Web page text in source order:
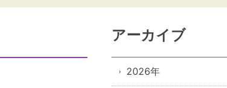
アーカイブ
2026年